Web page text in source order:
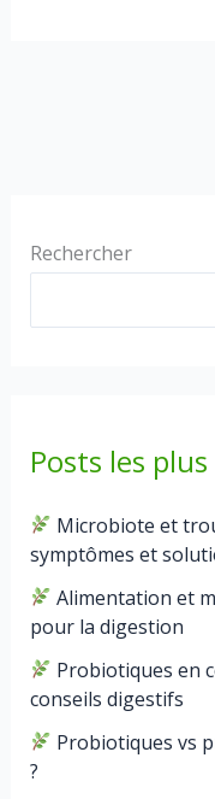
Rechercher
Posts les
Microbiote et
symptômes et
Alimentation et
pour la digestion
Probiotiques en
conseils digestifs
Probiotiques vs
?